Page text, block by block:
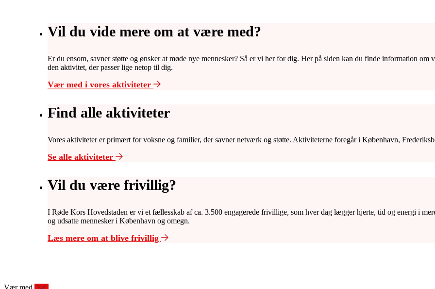
Vil du vide mere om at være med?
Er du ensom, savner støtte og ønsker at møde nye mennesker? Så er vi her for dig. Her på siden kan du finde information
den aktivitet, der passer lige netop til dig.
Vær med i vores aktiviteter
Find alle aktiviteter
Vores aktiviteter er primært for voksne og familier, der savner netværk og støtte. Aktiviteterne foregår i København,
Se alle aktiviteter
Vil du være frivillig?
I Røde Kors Hovedstaden er vi et fællesskab af ca. 3.500 engagerede frivillige, som hver dag lægger hjerte, tid og energi i
og udsatte mennesker i København og omegn.
Læs mere om at blive frivillig
Vær med